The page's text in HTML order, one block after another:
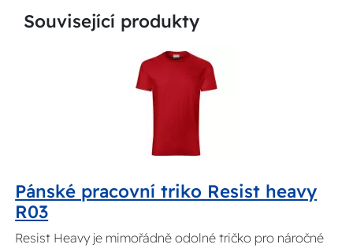
Související produkty
Pánské pracovní triko Resist heavy
R03
Resist Heavy je mimořádně odolné tričko pro náročné